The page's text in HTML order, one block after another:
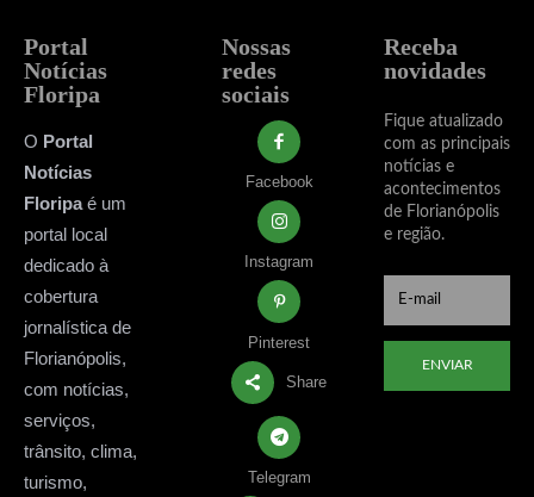
Portal
Notícias
Floripa
O Portal
Notícias
Floripaé um
portal local
dedicado à
cobertura
jornalística de
Florianópolis,
com notícias,
serviços,
trânsito, clima,
turismo,
Nossas
redes
sociais
Facebook
Instagram
Pinterest
Share
Telegram
Receba
novidades
Fique atualizado
com as principais
notícias e
acontecimentos
de Florianópolis
e região.
ENVIAR